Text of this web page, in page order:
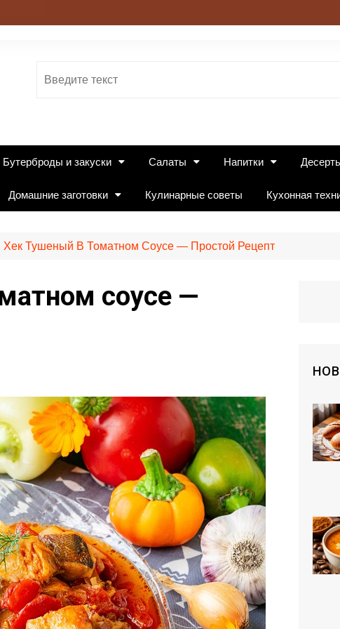
Бутерброды и закуски Салаты Напитки
Домашние заготовки Кулинарные советы Кухонная
Хек Тушеный В Томатном Соусе — Простой Рецепт
соусе —